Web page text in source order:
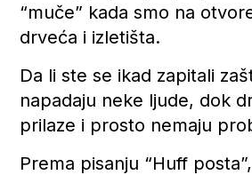
“muče” kada smo na
drveća i izletišta.
Da li ste se ikad zapitali
napadaju neke ljude, dok
prilaze i prosto nemaju
Prema pisanju “Huff